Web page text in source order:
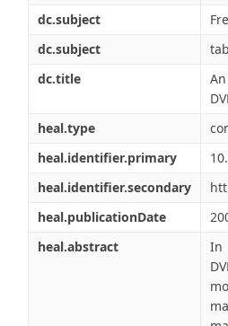
dc.subject
dc.subject
dc.title
heal.type
heal.identifier.primary
heal.identifier.secondary
heal.publicationDate
heal.abstract
In